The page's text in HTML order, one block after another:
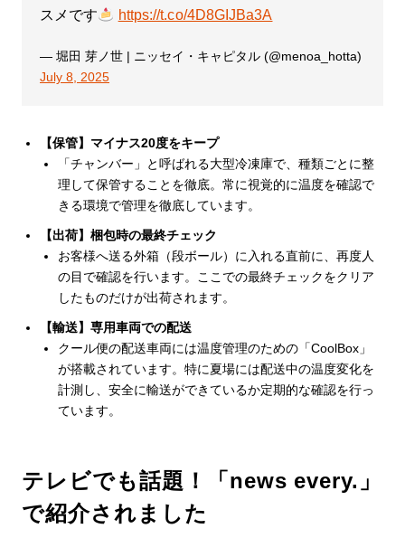
スメです
https://t.co/4D8GIJBa3A
— 堀田 芽ノ世 | ニッセイ・キャピタル (@menoa_hotta)
July 8, 2025
【保管】マイナス20度をキープ
「チャンバー」と呼ばれる大型冷凍庫で、種類ごとに整
理して保管することを徹底。常に視覚的に温度を確認で
きる環境で管理を徹底しています。
【出荷】梱包時の最終チェック
お客様へ送る外箱（段ボール）に入れる直前に、再度人
の目で確認を行います。ここでの最終チェックをクリア
したものだけが出荷されます。
【輸送】専用車両での配送
クール便の配送車両には温度管理のための「CoolBox」
が搭載されています。特に夏場には配送中の温度変化を
計測し、安全に輸送ができているか定期的な確認を行っ
ています。
テレビでも話題！「news every.」
で紹介されました